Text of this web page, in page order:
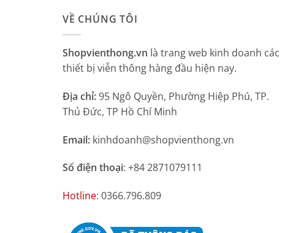
VỀ CHÚNG TÔI
Shopvienthong.vn là trang web kinh doanh các
thiết bị viễn thông hàng đầu hiện nay.
Địa chỉ:95 Ngô Quyền, Phường Hiệp Phú, TP.
Thủ Đức, TP Hồ Chí Minh
Email: kinhdoanh@shopvienthong.vn
Số điện thoại: +84 2871079111
Hotline: 0366.796.809